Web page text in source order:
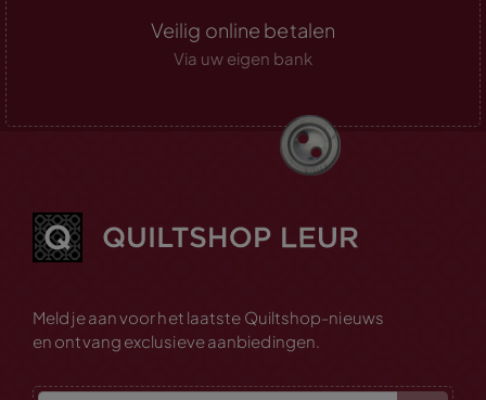
Veilig online betalen
Via uw eigen bank
Meld je aan voor het laatste Quiltshop-nieuws
en ontvang exclusieve aanbiedingen.